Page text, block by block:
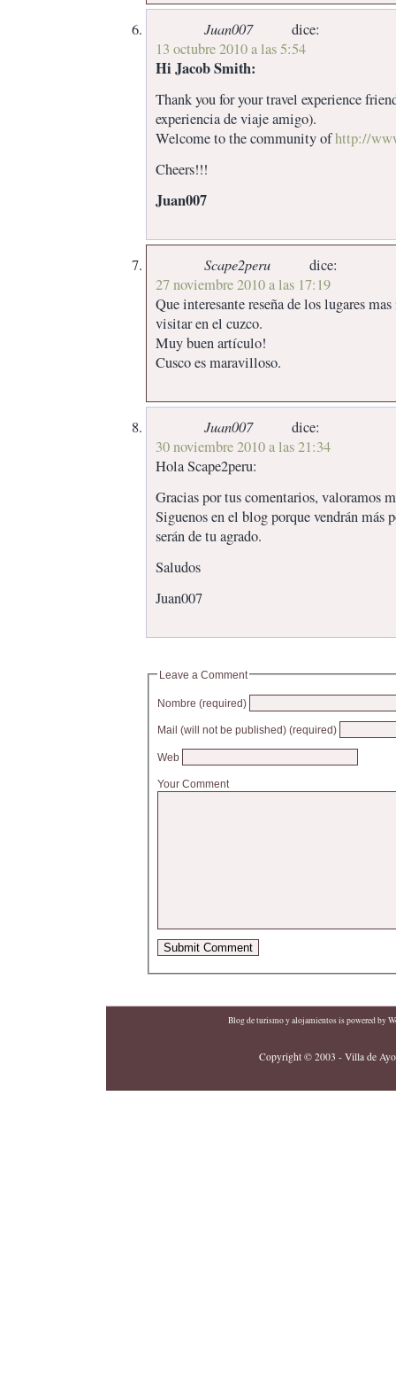
Juan007
dice:
13 octubre 2010 a las 5:54
Hi Jacob Smith:
Thank you for your travel experience
experiencia de viaje amigo).
Welcome to the community ofhttp://
Cheers!!!
Juan007
Scape2peru
dice:
27 noviembre 2010 a las 17:19
Que interesante reseña de los lugares
visitar en el cuzco.
Muy buen artículo!
Cusco es maravilloso.
Juan007
dice:
30 noviembre 2010 a las 21:34
Hola Scape2peru:
Gracias por tus comentarios, valoramos
Siguenos en el blog porque vendrán más
serán de tu agrado.
Saludos
Juan007
Leave a Comment
Nombre (required)
Mail (will not be published) (required)
Web
Your Comment
Blog de turismo y alojamientosis powered by
Copyright © 2003 - Villa de